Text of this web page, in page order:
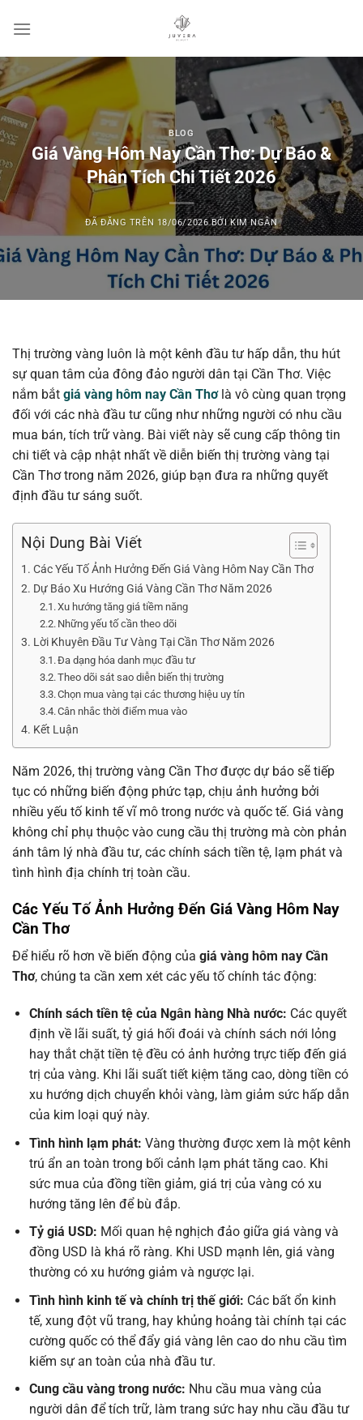
đến
dung
BLOG
Giá Vàng Hôm Nay Cần Thơ: Dự Báo &
Phân Tích Chi Tiết 2026
ĐÃ ĐĂNG TRÊN 18/06/2026 BỞIKIM NGÂN
Thị trường vàng luôn là một kênh đầu tư hấp dẫn, thu hút
sự quan tâm của đông đảo người dân tại Cần Thơ. Việc
nắm bắt giá vàng hôm nay Cần Thơlà vô cùng quan trọng
đối với các nhà đầu tư cũng như những người có nhu cầu
mua bán, tích trữ vàng. Bài viết này sẽ cung cấp thông tin
chi tiết và cập nhật nhất về diễn biến thị trường vàng tại
Cần Thơ trong năm 2026, giúp bạn đưa ra những quyết
định đầu tư sáng suốt.
Nội Dung Bài Viết
Các Yếu Tố Ảnh Hưởng Đến Giá Vàng Hôm Nay Cần Thơ
Dự Báo Xu Hướng Giá Vàng Cần Thơ Năm 2026
Xu hướng tăng giá tiềm năng
Những yếu tố cần theo dõi
Lời Khuyên Đầu Tư Vàng Tại Cần Thơ Năm 2026
Đa dạng hóa danh mục đầu tư
Theo dõi sát sao diễn biến thị trường
Chọn mua vàng tại các thương hiệu uy tín
Cân nhắc thời điểm mua vào
Kết Luận
Năm 2026, thị trường vàng Cần Thơ được dự báo sẽ tiếp
tục có những biến động phức tạp, chịu ảnh hưởng bởi
nhiều yếu tố kinh tế vĩ mô trong nước và quốc tế. Giá vàng
không chỉ phụ thuộc vào cung cầu thị trường mà còn phản
ánh tâm lý nhà đầu tư, các chính sách tiền tệ, lạm phát và
tình hình địa chính trị toàn cầu.
Các Yếu Tố Ảnh Hưởng Đến Giá Vàng Hôm Nay
Cần Thơ
Để hiểu rõ hơn về biến động của giá vàng hôm nay Cần
Thơ, chúng ta cần xem xét các yếu tố chính tác động:
Chính sách tiền tệ của Ngân hàng Nhà nước: Các quyết
định về lãi suất, tỷ giá hối đoái và chính sách nới lỏng
hay thắt chặt tiền tệ đều có ảnh hưởng trực tiếp đến giá
trị của vàng. Khi lãi suất tiết kiệm tăng cao, dòng tiền có
xu hướng dịch chuyển khỏi vàng, làm giảm sức hấp dẫn
của kim loại quý này.
Tình hình lạm phát: Vàng thường được xem là một kênh
trú ẩn an toàn trong bối cảnh lạm phát tăng cao. Khi
sức mua của đồng tiền giảm, giá trị của vàng có xu
hướng tăng lên để bù đắp.
Tỷ giá USD: Mối quan hệ nghịch đảo giữa giá vàng và
đồng USD là khá rõ ràng. Khi USD mạnh lên, giá vàng
thường có xu hướng giảm và ngược lại.
Tình hình kinh tế và chính trị thế giới: Các bất ổn kinh
tế, xung đột vũ trang, hay khủng hoảng tài chính tại các
cường quốc có thể đẩy giá vàng lên cao do nhu cầu tìm
kiếm sự an toàn của nhà đầu tư.
Cung cầu vàng trong nước: Nhu cầu mua vàng của
người dân để tích trữ, làm trang sức hay nhu cầu đầu tư